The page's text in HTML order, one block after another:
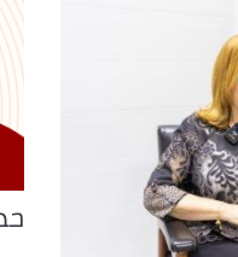
increase
decrease